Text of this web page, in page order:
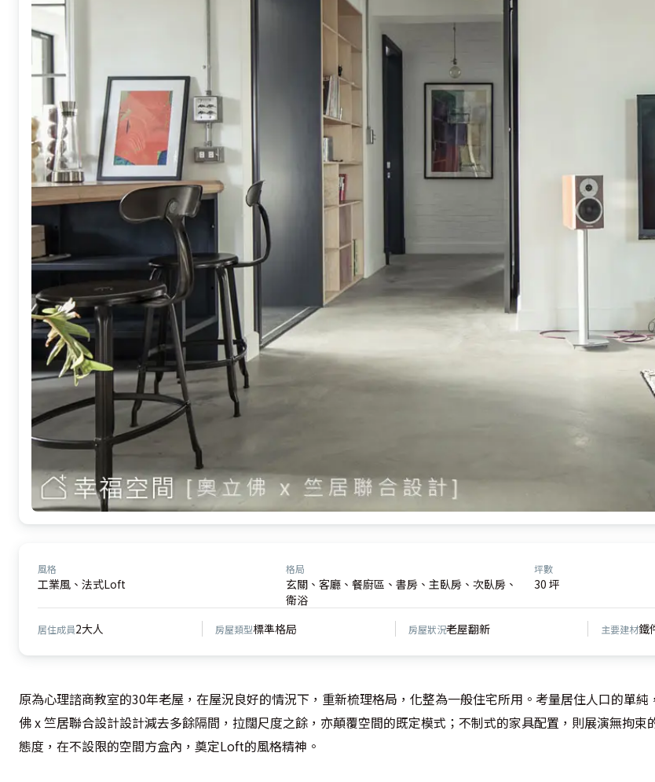
風格
工業風、法式Loft
格局
玄關、客廳、餐廚區、書房、主臥房、次臥房、
衛浴
坪數
30 坪
居住成員2大人 房屋類型標準格局 房屋狀況老屋翻新 主要建材鐵
原為心理諮商教室的30年老屋，在屋況良好的情況下，重新梳理格局，化整為一般住宅所用。考量居住人口的單純
佛 x 竺居聯合設計設計減去多餘隔間，拉闊尺度之餘，亦顛覆空間的既定模式；不制式的家具配置，則展演無拘束
態度，在不設限的空間方盒內，奠定Loft的風格精神。